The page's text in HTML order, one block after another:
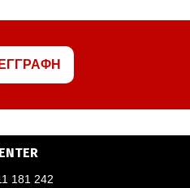
ΕΓΓΡΑΦΗ
181 242